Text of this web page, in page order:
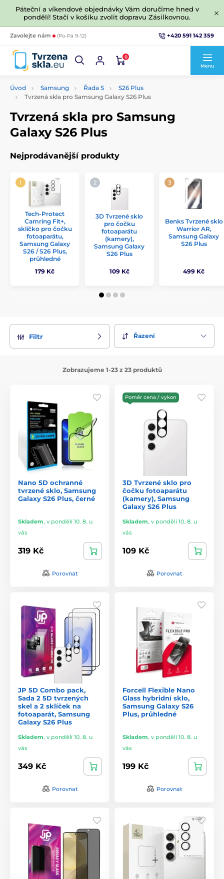
Páteční a víkendové objednávky Vám doručíme hned v
pondělí! Stačí v košíku zvolit dopravu Zásilkovnou.
Zavolejte nám (Po-Pá 9-12) +420 591 142 359
0
Menu
Úvod Samsung Řada S
S26 Plus
Tvrzená skla pro Samsung Galaxy S26 Plus
Tvrzená skla pro Samsung
Galaxy S26 Plus
Nejprodávanější produkty
Tech-Protect
Camring Fit+,
sklíčko pro čočku
fotoaparátu,
Samsung Galaxy
S26 / S26 Plus,
průhledné
179 Kč
3D Tvrzené sklo
pro čočku
fotoaparátu
(kamery),
Samsung Galaxy
S26 Plus
109 Kč
Benks Tvrzené sklo
Warrior AR,
Samsung Galaxy
S26 Plus
499 Kč
Filtr Řazení
Zobrazujeme 1-23 z 23 produktů
Nano 5D ochranné
tvrzené sklo, Samsung
Galaxy S26 Plus, černé
Skladem, v pondělí 10. 8. u
vás
319 Kč
Porovnat
Poměr cena / vykon
3D Tvrzené sklo pro
čočku fotoaparátu
(kamery), Samsung
Galaxy S26 Plus
Skladem, v pondělí 10. 8. u
vás
109 Kč
Porovnat
JP 5D Combo pack,
Sada 2 5D tvrzených
skel a 2 sklíček na
fotoaparát, Samsung
Galaxy S26 Plus
Skladem, v pondělí 10. 8. u
vás
349 Kč
Porovnat
Forcell Flexible Nano
Glass hybridní sklo,
Samsung Galaxy S26
Plus, průhledné
Skladem, v pondělí 10. 8. u
vás
199 Kč
Porovnat